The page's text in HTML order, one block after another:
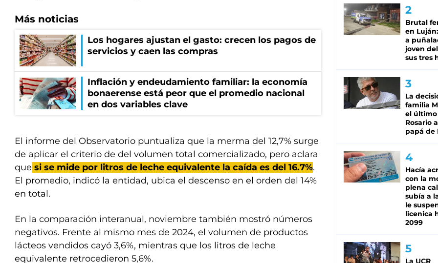
Más noticias
Los hogares ajustan el gasto: crecen los pagos de
servicios y caen las compras
Inflación y endeudamiento familiar: la economía
bonaerense está peor que el promedio nacional
en dos variables clave
El informe del Observatorio puntualiza que la merma del 12,7% surge
de aplicar el criterio de del volumen total comercializado, pero aclara
que si se mide por litros de leche equivalente la caída es del 16.7%.
El promedio, indicó la entidad, ubica el descenso en el orden del 14%
en total.
En la comparación interanual, noviembre también mostró números
negativos. Frente al mismo mes de 2024, el volumen de productos
lácteos vendidos cayó 3,6%, mientras que los litros de leche
equivalente retrocedieron 5,6%.
Brutal
en
a
joven
sus tres
La
familia
el último
Rosario
papá de
Hacía
con la
plena
subía a
le
licenica
2099
La UCR